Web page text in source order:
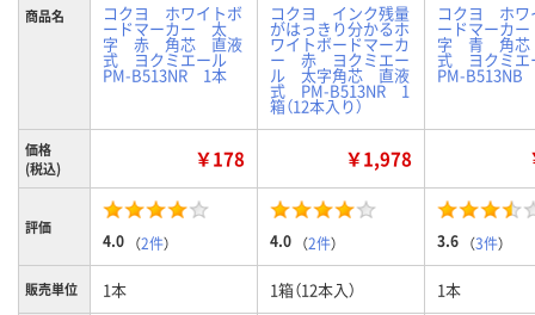
商品名 コクヨ ホワイトボ
ードマーカー 太
字 赤 角芯 直液
式 ヨクミエール
PM-B513NR 1本
コクヨ インク残量
がはっきり分かるホ
ワイトボードマーカ
ー 赤 ヨクミエー
ル 太字角芯 直液
式 PM-B513NR 1
箱（12本入り）
コクヨ ホワ
ードマーカ
字 青 角
式 ヨクミ
PM-
価格
(税込)
￥178 ￥1,978
評価
4.0 （2件） 4.0 （2件） 3.6 （3件）
販売単位 1本 1箱（12本入） 1本